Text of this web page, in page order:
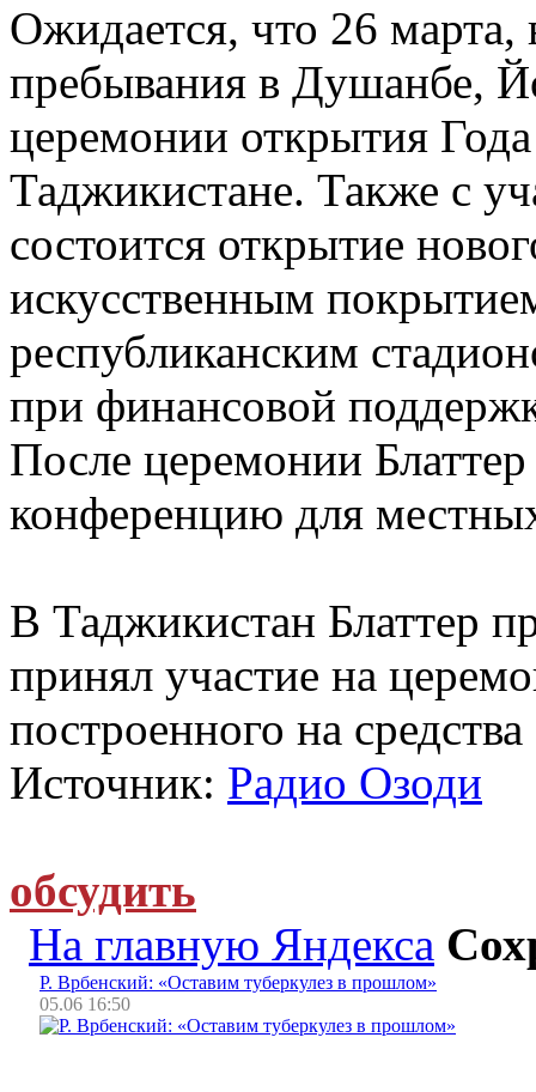
Ожидается, что 26 марта,
пребывания в Душанбе,
церемонии открытия
Таджикистане. Также с
состоится открытие
искусственным
республиканским
при финансовой
После церемонии
конференцию для
В Таджикистан Блаттер
принял участие на
построенного на
Источник: Радио Озоди
обсудить
На главную Яндекса
Р. Врбенский: «Оставим туберкулез в прошлом»
05.06 16:50